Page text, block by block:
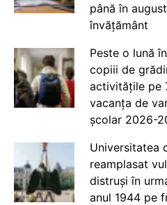
până în
învățământ
Peste o lună
copiii de
activitățile pe
vacanța de
școlar 2026-
Universitatea
reamplasat
distruși în
anul 1944 pe